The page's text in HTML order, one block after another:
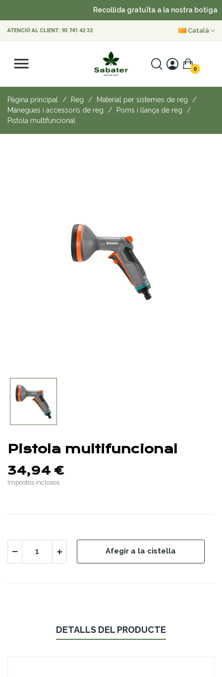
Recollida gratuïta a la nostra botiga
ATENCIÓ AL CLIENT: 93 741 42 32 Català
0
Pàgina principal Reg
Material per sistemes de reg
Mànegues i accessoris de reg
Poms i llança de reg
Pistola multifuncional
Pistola multifuncional
34,94 €
Impostos inclosos
Afegir a la cistella
DETALLS DEL PRODUCTE